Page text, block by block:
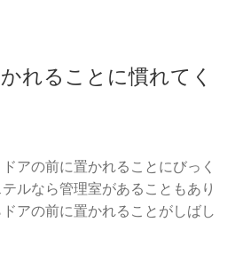
れることに慣れてく
アの前に置かれることにびっく
ルなら管理室があることもあり
アの前に置かれることがしばし